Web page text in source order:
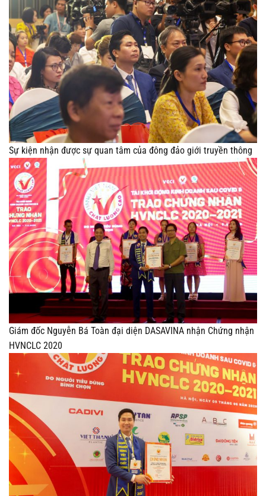
Sự kiện nhận được sự quan tâm của đông đảo giới truyền thông
Giám đốc Nguyễn Bá Toàn đại diện DASAVINA nhận Chứng nhận
HVNCLC 2020